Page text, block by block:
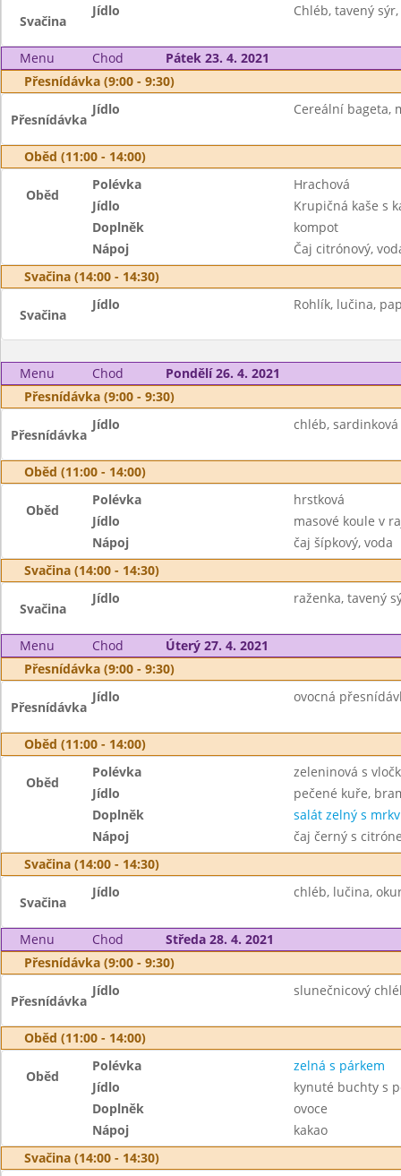
Svačina
Jídlo Chléb, tavený
Menu Chod
Pátek 23. 4. 2021
Přesnídávka (9:00 - 9:30)
Přesnídávka
Jídlo Cereální bageta,
Oběd (11:00 - 14:00)
Oběd
Polévka
Hrachová
Jídlo
Krupičná kaše s
Doplněk
kompot
Nápoj
Čaj citrónový,
Svačina (14:00 - 14:30)
Svačina
Jídlo Rohlík, lučina,
Menu Chod
Pondělí 26. 4. 2021
Přesnídávka (9:00 - 9:30)
Přesnídávka
Jídlo chléb,
Oběd (11:00 - 14:00)
Oběd
Polévka
hrstková
Jídlo
masové koule v
Nápoj
čaj šípkový, voda
Svačina (14:00 - 14:30)
Svačina
Jídlo raženka, tavený
Menu Chod
Úterý 27. 4. 2021
Přesnídávka (9:00 - 9:30)
Přesnídávka
Jídlo ovocná
Oběd (11:00 - 14:00)
Oběd
Polévka
zeleninová s
Jídlo
pečené kuře,
Doplněk
salát zelný s
Nápoj
čaj černý s
Svačina (14:00 - 14:30)
Svačina
Jídlo chléb, lučina,
Menu Chod
Středa 28. 4. 2021
Přesnídávka (9:00 - 9:30)
Přesnídávka
Jídlo slunečnicový
Oběd (11:00 - 14:00)
Oběd
Polévka
zelná s párkem
Jídlo
kynuté buchty s
Doplněk
ovoce
Nápoj
kakao
Svačina (14:00 - 14:30)